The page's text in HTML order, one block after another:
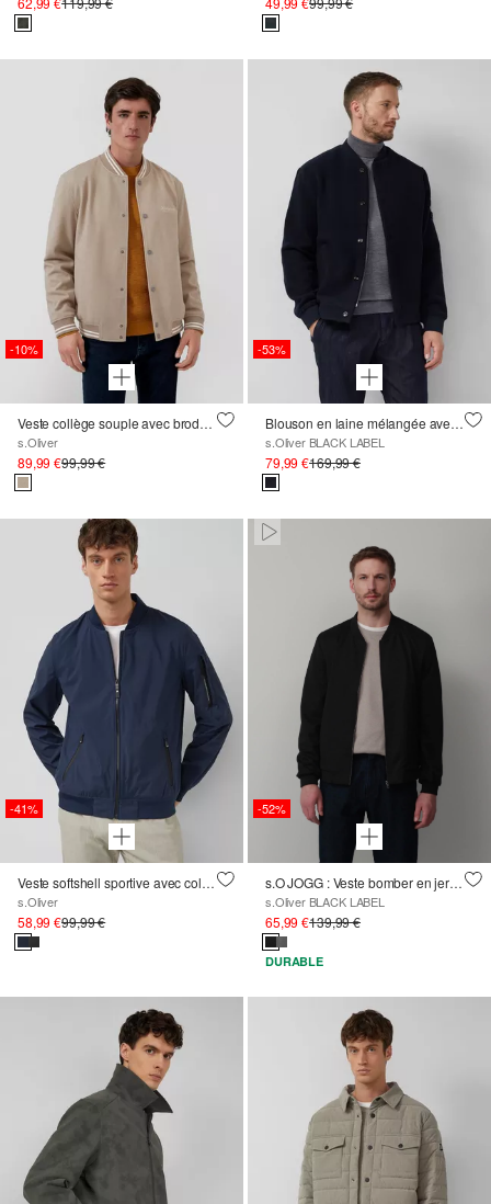
-10%
Veste collège souple avec broderie
s.Oliver
89,99 €99,99 €
-53%
Blouson en laine mélangée avec étiquette
s.Oliver BLACK LABEL
79,99 €169,99 €
-41%
Veste softshell sportive avec col bombardier
s.Oliver
58,99 €99,99 €
Paused • Muted
-52%
s.O JOGG : Veste bomber en jersey extensible
s.Oliver BLACK LABEL
65,99 €139,99 €
DURABLE